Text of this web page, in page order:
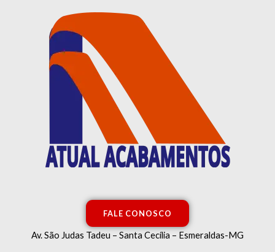
FALE CONOSCO
Av. São Judas Tadeu – Santa Cecília – Esmeraldas-MG